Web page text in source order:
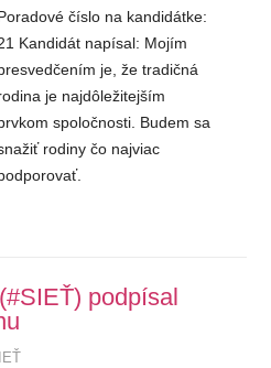
číslo na kandidátke:
Kandidát napísal: Mojím
je, že tradičná
je najdôležitejším
spoločnosti. Budem sa
rodiny čo najviac
podpísal